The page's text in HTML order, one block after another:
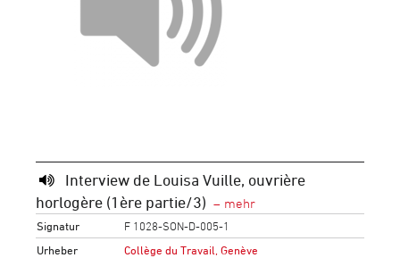
Interview de Louisa Vuille, ouvrière
horlogère (1ère partie/3)
Signatur
F 1028-SON-D-005-1
Urheber
Collège du Travail, Genève